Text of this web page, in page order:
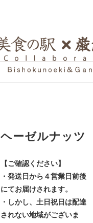
ヘーゼルナッツ
【ご確認ください】
・発送日から４営業日前後
にてお届けされます。
・しかし、土日祝日は配達
されない地域がございま